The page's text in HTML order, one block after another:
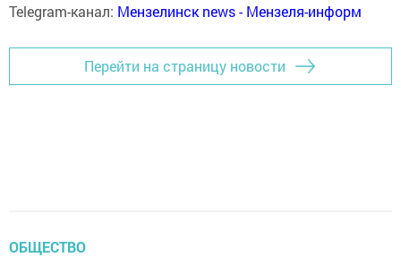
Telegram-канал: Мензелинск news - Мензеля-информ
Перейти на страницу новости
ОБЩЕСТВО